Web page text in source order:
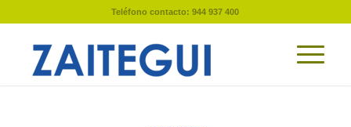
Teléfono contacto: 944 937 400